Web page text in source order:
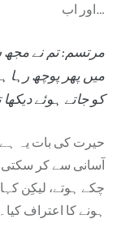
اور اب…
مرتسم: تم نے مجھ
میں پھر پوچھ رہا
کو جاتے ہوئے دیکھا
حیرت کی بات یہ ہے
چکے ہوتے، لیکِن
ہونے کا اعتراف کیا۔